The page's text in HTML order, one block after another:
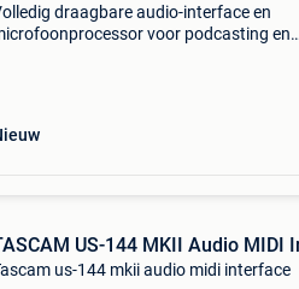
draagbare audio-interface en
voor podcasting en
US-144 MKII Audio MIDI
us-144 mkii audio midi interface